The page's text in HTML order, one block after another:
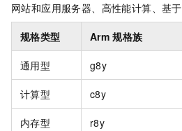
网站和应用服务器、高性能计算、基于
规格类型 Arm 规格族
通用型 g8y
计算型 c8y
内存型 r8y